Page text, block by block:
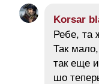
Korsar
Ребе, та
Так
так еще
шо